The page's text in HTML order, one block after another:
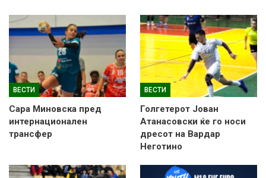
ВЕСТИ
Сара Миновска пред
интернационален
трансфер
ВЕСТИ
Голгетерот Јован
Атанасовски ќе го носи
дресот на Вардар
Неготино